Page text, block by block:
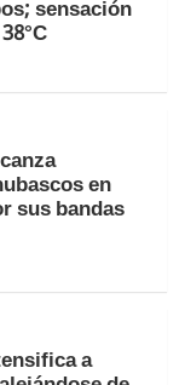
sensación
en
sus bandas
a